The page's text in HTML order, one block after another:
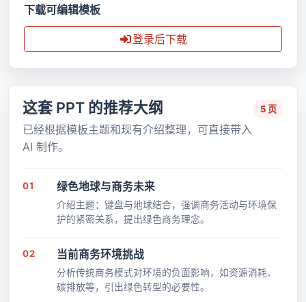
下载可编辑模板
登录后下载
这套 PPT 的推荐大纲
已经根据模板主题和现有介绍整理，可直接带入
AI 制作。
5 页
01 绿色地球与商务未来
介绍主题：键盘与地球结合，强调商务活动与环境保
护的紧密关系，提出绿色商务理念。
02 当前商务环境挑战
分析传统商务模式对环境的负面影响，如资源消耗、
碳排放等，引出绿色转型的必要性。